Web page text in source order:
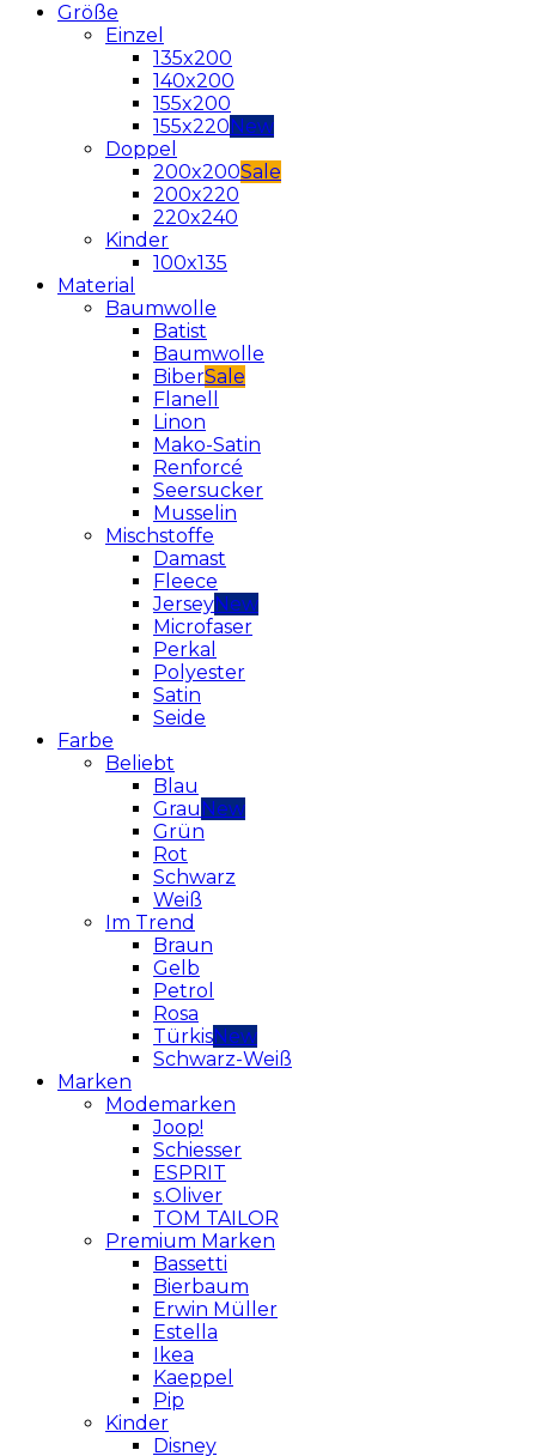
Größe
Einzel
135x200
140x200
155x200
155x220
Doppel
200x200
200x220
220x240
Kinder
100x135
Material
Baumwolle
Batist
Baumwolle
Biber
Flanell
Linon
Mako-Satin
Renforcé
Seersucker
Musselin
Mischstoffe
Damast
Fleece
Jersey
Microfaser
Perkal
Polyester
Satin
Seide
Farbe
Beliebt
Blau
Grau
Grün
Rot
Schwarz
Weiß
Im Trend
Braun
Gelb
Petrol
Rosa
Türkis
Schwarz-Weiß
Marken
Modemarken
Joop!
Schiesser
ESPRIT
s.Oliver
TOM TAILOR
Premium Marken
Bassetti
Bierbaum
Erwin Müller
Estella
Ikea
Kaeppel
Pip
Kinder
Disney